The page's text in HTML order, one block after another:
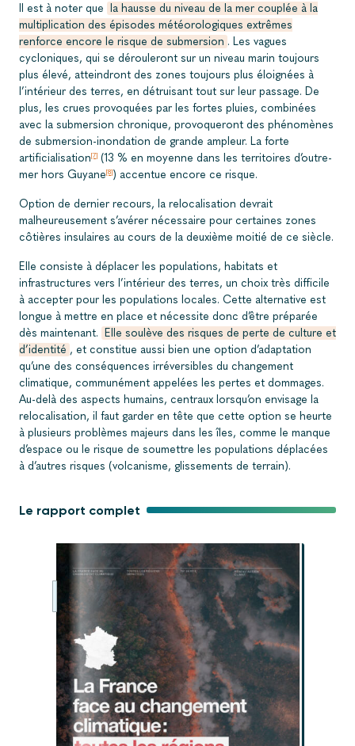
Il est à noter que
la hausse du niveau de la mer couplée à la
multiplication des épisodes météorologiques extrêmes
renforce encore le risque de submersion . Les vagues
cycloniques, qui se dérouleront sur un niveau marin toujours
plus élevé, atteindront des zones toujours plus éloignées à
l’intérieur des terres, en détruisant tout sur leur passage. De
plus, les crues provoquées par les fortes pluies, combinées
avec la submersion chronique, provoqueront des phénomènes
de submersion-inondation de grande ampleur. La forte
artificialisation[7] (13 % en moyenne dans les territoires d’outre-
mer hors Guyane[8]) accentue encore ce risque.
Option de dernier recours, la relocalisation devrait
malheureusement s’avérer nécessaire pour certaines zones
côtières insulaires au cours de la deuxième moitié de ce siècle.
Elle consiste à déplacer les populations, habitats et
infrastructures vers l’intérieur des terres, un choix très difficile
à accepter pour les populations locales. Cette alternative est
longue à mettre en place et nécessite donc d’être préparée
dès maintenant.
Elle soulève des risques de perte de culture et
d’identité , et constitue aussi bien une option d’adaptation
qu’une des conséquences irréversibles du changement
climatique, communément appelées les pertes et dommages.
Au-delà des aspects humains, centraux lorsqu’on envisage la
relocalisation, il faut garder en tête que cette option se heurte
à plusieurs problèmes majeurs dans les îles, comme le manque
d’espace ou le risque de soumettre les populations déplacées
à d’autres risques (volcanisme, glissements de terrain).
Le rapport complet